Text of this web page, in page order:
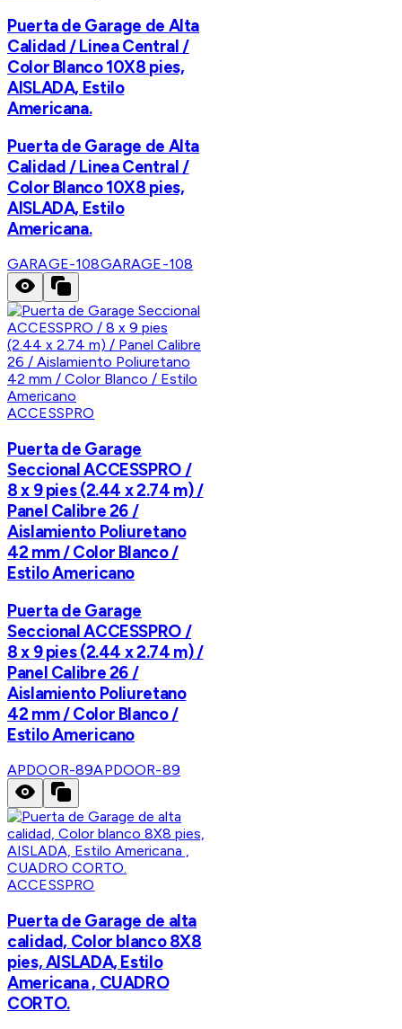
Puerta de Garage de Alta
Calidad / Linea Central /
Color Blanco 10X8 pies,
AISLADA, Estilo
Americana.
Puerta de Garage de Alta
Calidad / Linea Central /
Color Blanco 10X8 pies,
AISLADA, Estilo
Americana.
GARAGE-108GARAGE-108
ACCESSPRO
Puerta de Garage
Seccional ACCESSPRO /
8 x 9 pies (2.44 x 2.74 m) /
Panel Calibre 26 /
Aislamiento Poliuretano
42 mm / Color Blanco /
Estilo Americano
Puerta de Garage
Seccional ACCESSPRO /
8 x 9 pies (2.44 x 2.74 m) /
Panel Calibre 26 /
Aislamiento Poliuretano
42 mm / Color Blanco /
Estilo Americano
APDOOR-89APDOOR-89
ACCESSPRO
Puerta de Garage de alta
calidad, Color blanco 8X8
pies, AISLADA, Estilo
Americana , CUADRO
CORTO.